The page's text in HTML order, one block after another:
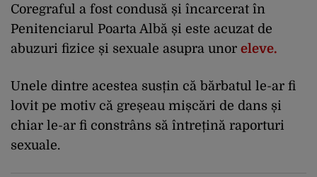
Coregraful a fost condusă și încarcerat în
Penitenciarul Poarta Albă și este acuzat de
abuzuri fizice și sexuale asupra unor eleve.
Unele dintre acestea susțin că bărbatul le-ar fi
lovit pe motiv că greșeau mișcări de dans și
chiar le-ar fi constrâns să întrețină raporturi
sexuale.